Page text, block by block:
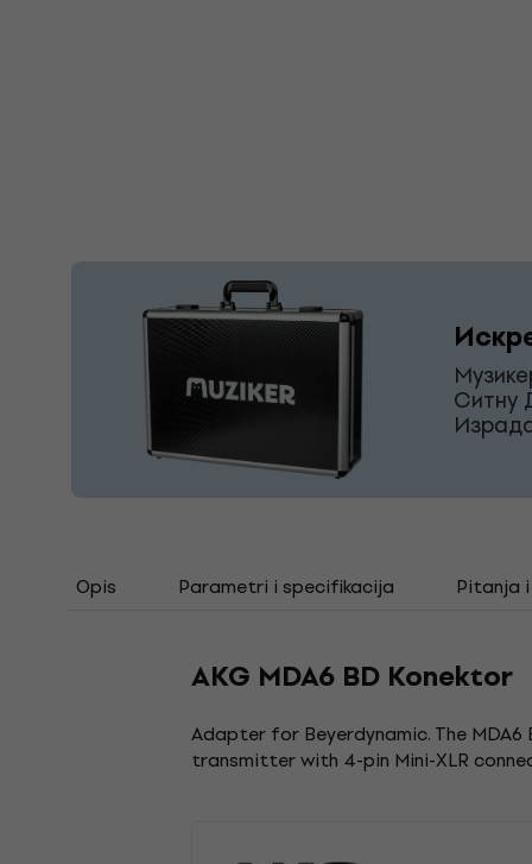
Ситну
Opis Parametri i specifikacija Pitanja
AKG MDA6 BD Konektor
Adapter for Beyerdynamic. The
transmitter with 4-pin Mini-XLR